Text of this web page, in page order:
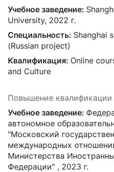
Учебное заведение:
University, 2022 г.
Специальность: Shanghai
(Russian project)
Квалификация: Online
and Culture
Повышение квалификации
Учебное заведение:
автономное
"Московский
международных
Министерства
Федерации" , 2023 г.